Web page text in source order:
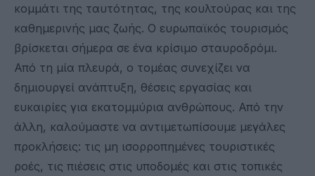
κομμάτι της ταυτότητας, της κουλτούρας και της
καθημερινής μας ζωής. Ο ευρωπαϊκός τουρισμός
βρίσκεται σήμερα σε ένα κρίσιμο σταυροδρόμι.
Από τη μία πλευρά, ο τομέας συνεχίζει να
δημιουργεί ανάπτυξη, θέσεις εργασίας και
ευκαιρίες για εκατομμύρια ανθρώπους. Από την
άλλη, καλούμαστε να αντιμετωπίσουμε μεγάλες
προκλήσεις: τις μη ισορροπημένες τουριστικές
ροές, τις πιέσεις στις υποδομές και στις τοπικές